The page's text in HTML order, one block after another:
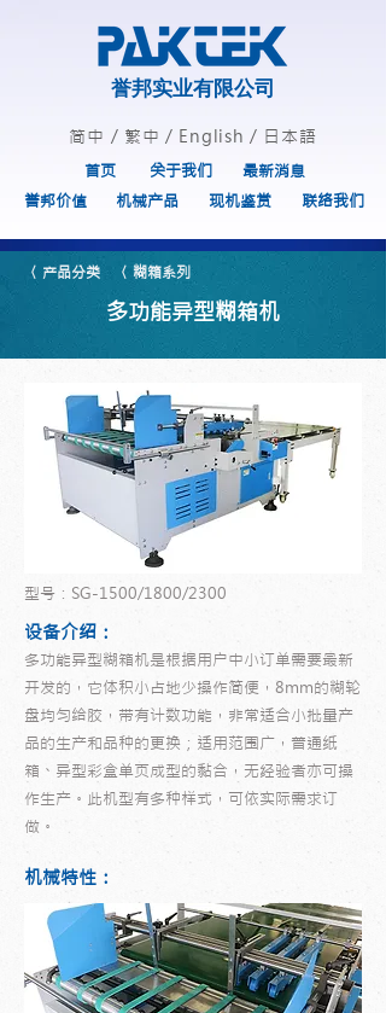
誉邦实业有限公司
简中 / 繁中 / English / 日本語
首页 关于我们
最新消息
誉邦价值
机械产品 现机鉴赏 联络我们
〈 产品分类 〈 糊箱系列
多功能异型糊箱机
型号：SG-1500/1800/2300
设备介绍：
多功能异型糊箱机是根据用户中小订单需要最新
开发的，它体积小占地少操作简便，8mm的糊轮
盘均匀给胶，带有计数功能，非常适合小批量产
品的生产和品种的更换；适用范围广，普通纸
箱、异型彩盒单页成型的黏合，无经验者亦可操
作生产。此机型有多种样式，可依实际需求订
做。
机械特性：